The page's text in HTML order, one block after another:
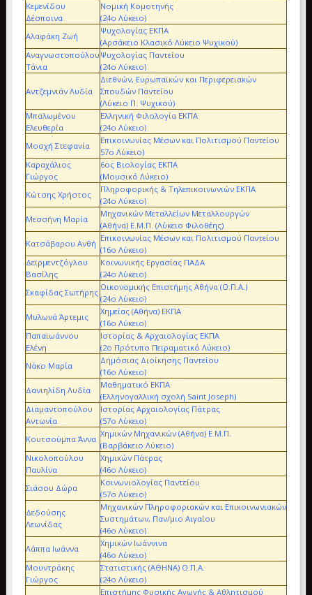
Κεμενίδου
Δέσποινα
Νομική Κομοτηνής
(24ο Λύκειο)
Αλαφάκη Ζωή
Ψυχολογίας ΕΚΠΑ
(Αρσάκειο Κλασικό Λύκειο Ψυχικού)
Αναγνωστοπούλου
Τάνια
Ψυχολογίας Παντείου
(24ο Λύκειο)
Αντζεμνιάν Λυδία
Διεθνών, Ευρωπαϊκών και Περιφερειακών
Σπουδών Παντείου
(Λύκειο Π. Ψυχικού)
Μπαλωμένου
Ελευθερία
Ελληνική Φιλολογία ΕΚΠΑ
(24ο Λύκειο)
Μοσχή Στεφανία
Επικοινωνίας Μέσων και Πολιτισμού Παντείου
57ο Λύκειο)
Καραχάλιος
Γιώργος
6ος Βιολογίας ΕΚΠΑ
(Μουσικό Λύκειο)
Κώτσης Χρήστος
Πληροφορικής & Τηλεπικοινωνιών ΕΚΠΑ
(24ο Λύκειο)
Μεσσήνη Μαρία
Μηχανικών Μεταλλείων Μεταλλουργών
(Αθήνα) Ε.Μ.Π. (Λύκειο Φιλοθέης)
Κατσάβαρου Ανθή
Επικοινωνίας Μέσων και Πολιτισμού Παντείου
(16ο Λύκειο)
Δεϊρμεντζόγλου
Βασίλης
Κοινωνικής Εργασίας ΠΑΔΑ
(24ο Λύκειο)
Σκαφίδας Σωτήρης
Οικονομικής Επιστήμης Αθήνα (Ο.Π.Α.)
(24ο Λύκειο)
Μυλωνά Άρτεμις
Χημείας (Αθήνα) ΕΚΠΑ
(16ο Λύκειο)
Παπαϊωάννου
Ελένη
Ιστορίας & Αρχαιολογίας ΕΚΠΑ
(2ο Πρότυπο Πειραματικό Λύκειο)
Νάκο Μαρία
Δημόσιας Διοίκησης Παντείου
(16ο Λύκειο)
Δανιηλίδη Λυδία
Μαθηματικό ΕΚΠΑ
(Ελληνογαλλική σχολή Saint Joseph)
Διαμαντοπούλου
Αντωνία
Ιστορίας Αρχαιολογίας Πάτρας
(57ο Λύκειο)
Κουτσούμπα Άννα
Χημικών Μηχανικών (Αθήνα) Ε.Μ.Π.
(Βαρβάκειο Λύκειο)
Νικολοπούλου
Παυλίνα
Χημικών Πάτρας
(46ο Λύκειο)
Σιάσου Δώρα
Κοινωνιολογίας Παντείου
(57ο Λύκειο)
Δεδούσης
Λεωνίδας
Μηχανικών Πληροφοριακών και Επικοινωνιακών
Συστημάτων, Παν/μιο Αιγαίου
(46ο Λύκειο)
Λάππα Ιωάννα
Χημικών Ιωάννινα
(46ο Λύκειο)
Μουντράκης
Γιώργος
Στατιστικής (ΑΘΗΝΑ) Ο.Π.Α.
(24ο Λύκειο)
Επιστήμης Φυσικής Αγωγής & Αθλητισμού